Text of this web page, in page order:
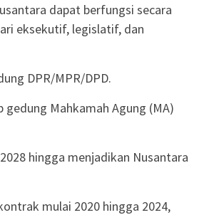
dapat berfungsi secara
eksekutif, legislatif, dan
DPR/MPR/DPD.
Mahkamah Agung (MA)
hingga menjadikan Nusantara
mulai 2020 hingga 2024,